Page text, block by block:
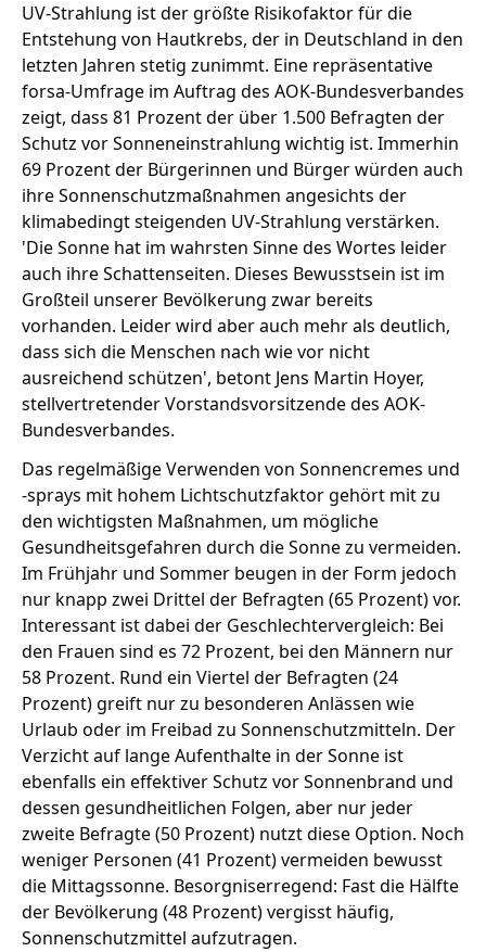
UV-Strahlung ist der größte Risikofaktor für die
Entstehung von Hautkrebs, der in Deutschland in den
letzten Jahren stetig zunimmt. Eine repräsentative
forsa-Umfrage im Auftrag des AOK-Bundesverbandes
zeigt, dass 81 Prozent der über 1.500 Befragten der
Schutz vor Sonneneinstrahlung wichtig ist. Immerhin
69 Prozent der Bürgerinnen und Bürger würden auch
ihre Sonnenschutzmaßnahmen angesichts der
klimabedingt steigenden UV-Strahlung verstärken.
'Die Sonne hat im wahrsten Sinne des Wortes leider
auch ihre Schattenseiten. Dieses Bewusstsein ist im
Großteil unserer Bevölkerung zwar bereits
vorhanden. Leider wird aber auch mehr als deutlich,
dass sich die Menschen nach wie vor nicht
ausreichend schützen', betont Jens Martin Hoyer,
stellvertretender Vorstandsvorsitzende des AOK-
Bundesverbandes.
Das regelmäßige Verwenden von Sonnencremes und
-sprays mit hohem Lichtschutzfaktor gehört mit zu
den wichtigsten Maßnahmen, um mögliche
Gesundheitsgefahren durch die Sonne zu vermeiden.
Im Frühjahr und Sommer beugen in der Form jedoch
nur knapp zwei Drittel der Befragten (65 Prozent) vor.
Interessant ist dabei der Geschlechtervergleich: Bei
den Frauen sind es 72 Prozent, bei den Männern nur
58 Prozent. Rund ein Viertel der Befragten (24
Prozent) greift nur zu besonderen Anlässen wie
Urlaub oder im Freibad zu Sonnenschutzmitteln. Der
Verzicht auf lange Aufenthalte in der Sonne ist
ebenfalls ein effektiver Schutz vor Sonnenbrand und
dessen gesundheitlichen Folgen, aber nur jeder
zweite Befragte (50 Prozent) nutzt diese Option. Noch
weniger Personen (41 Prozent) vermeiden bewusst
die Mittagssonne. Besorgniserregend: Fast die Hälfte
der Bevölkerung (48 Prozent) vergisst häufig,
Sonnenschutzmittel aufzutragen.